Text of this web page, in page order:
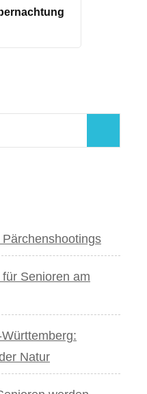
Senioren am
Natur